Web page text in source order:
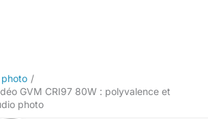
photo
GVM CRI97 80W : polyvalence et
photo